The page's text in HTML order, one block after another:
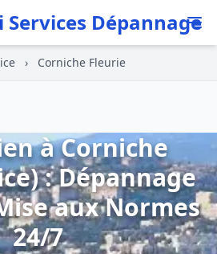
Dépannage
› Corniche Fleurie
à Corniche
: Dépannage
aux Normes
24/7